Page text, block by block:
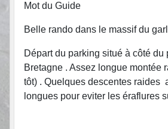
Mot du Guide
Belle rando dans le massif du
Départ du parking situé à côté
Bretagne . Assez longue montée
tôt) . Quelques descentes raides
longues pour eviter les éraflures